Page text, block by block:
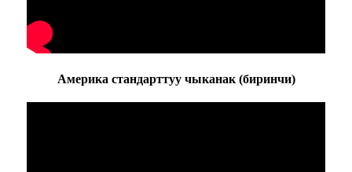
Америка стандарттуу чыканак (биринчи)